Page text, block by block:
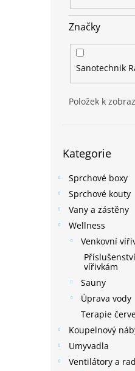
Značky
Sanotechnik
Položek k
kategorie
Kategorie
Sprchové boxy
Sprchové kouty
Vany a zástěny
Wellness
Venkovní
vířivkám
Sauny
Úprava vody
Terapie
Koupelnový
Umyvadla
Ventilátory a